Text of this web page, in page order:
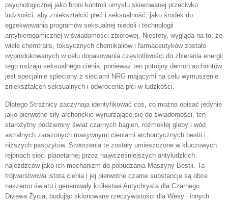
psychologicznej jako broni kontroli umysłu skierowanej przeciwko
ludzkości, aby zniekształcić płeć i seksualność, jako środek do
egzekwowania programów seksualnej niedoli i technologii
antyhierogamicznej w świadomości zbiorowej. Niestety, wygląda na to, że
wiele chemtrails, toksycznych chemikaliów i farmaceutyków zostało
wyprodukowanych w celu dopasowania częstotliwości do zbierania energii
tego rodzaju seksualnego cienia, ponieważ ten potrójny demon archontów
jest specjalnie spleciony z sieciami NRG mającymi na celu wymuszenie
zniekształceń seksualnych i odwrócenia płci w ludzkości.
Dlatego Strażnicy zaczynaja identyfikować coś, co można opisać jedynie
jako pierwotne siły archonckie wynurzające się do świadomości, ten
starożytny podziemny świat czarnych bagien, rozmokłej gleby i wód
astralnych zarażonych masywnymi cieniami archontycznych bestii i
niższych pasożytów. Stworzenia te zostały umieszczone w kluczowych
rejonach sieci planetarnej przez najwcześniejszych antyludzkich
najeźdźców jako ich mechanizm do pobudzania Maszyny Bestii. Ta
trójwarstwowa istota cienia i jej pierwotne czarne substancje są obce
naszemu światu i generowały królestwa Antychrysta dla Czarnego
Drzewa Życia, budując sklonowane rzeczywistości dla Wesy i innych